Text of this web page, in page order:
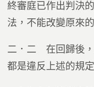
終審庭已作出判決
法，不能改變原來
二．二 在回歸後，
都是違反上述的規定